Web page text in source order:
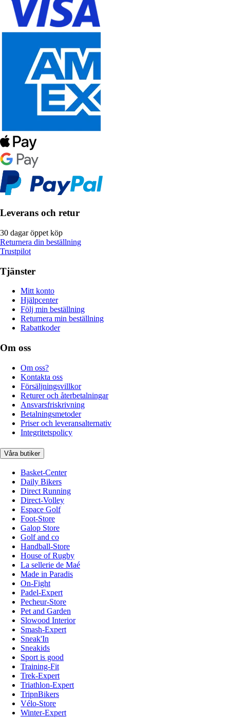
Leverans och retur
30 dagar öppet köp
Returnera din beställning
Trustpilot
Tjänster
Mitt konto
Hjälpcenter
Följ min beställning
Returnera min beställning
Rabattkoder
Om oss
Om oss?
Kontakta oss
Försäljningsvillkor
Returer och återbetalningar
Ansvarsfriskrivning
Betalningsmetoder
Priser och leveransalternativ
Integritetspolicy
Våra butiker
Basket-Center
Daily Bikers
Direct Running
Direct-Volley
Espace Golf
Foot-Store
Galop Store
Golf and co
Handball-Store
House of Rugby
La sellerie de Maé
Made in Paradis
On-Fight
Padel-Expert
Pecheur-Store
Pet and Garden
Slowood Interior
Smash-Expert
Sneak'In
Sneakids
Sport is good
Training-Fit
Trek-Expert
Triathlon-Expert
TripnBikers
Vélo-Store
Winter-Expert